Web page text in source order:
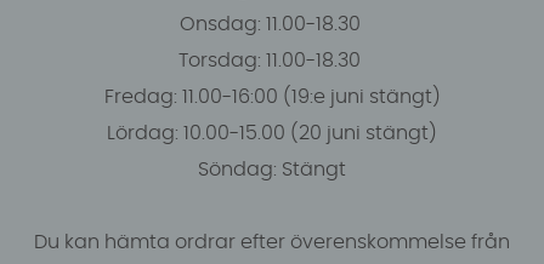
Onsdag: 11.00-18.30
Torsdag: 11.00-18.30
Fredag: 11.00-16:00 (19:e juni stängt)
Lördag: 10.00-15.00 (20 juni stängt)
Söndag: Stängt
Du kan hämta ordrar efter överenskommelse från